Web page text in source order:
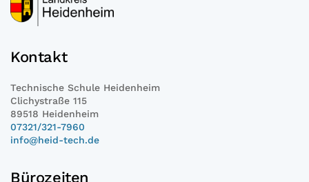
Kontakt
Technische Schule Heidenheim
Clichystraße 115
89518 Heidenheim
07321/321-7960
info@heid-tech.de
Bürozeiten